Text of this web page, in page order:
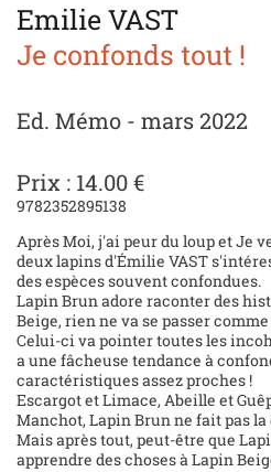
Emilie VAST
Je confonds tout !
Ed. Mémo - mars 2022
Prix : 14.00 €
9782352895138
Après Moi, j'ai peur du loup et Je
deux lapins d'Émilie VAST
des espèces souvent confondues.
Lapin Brun adore raconter des
Beige, rien ne va se passer
Celui-ci va pointer toutes les
a une fâcheuse tendance à
caractéristiques assez proches !
Escargot et Limace, Abeille et
Manchot, Lapin Brun ne fait pas
Mais après tout, peut-être que
apprendre des choses à Lapin